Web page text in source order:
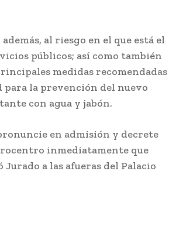
al riesgo en el que está el
públicos; así como también
medidas recomendadas
para la prevención del nuevo
con agua y jabón.
en admisión y decrete
inmediatamente que
a las afueras del Palacio